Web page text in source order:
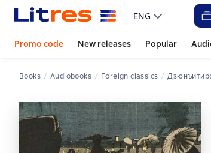
ENG
Promo code New releases Popular
Books Audiobooks Foreign classics Дзюнъитиро